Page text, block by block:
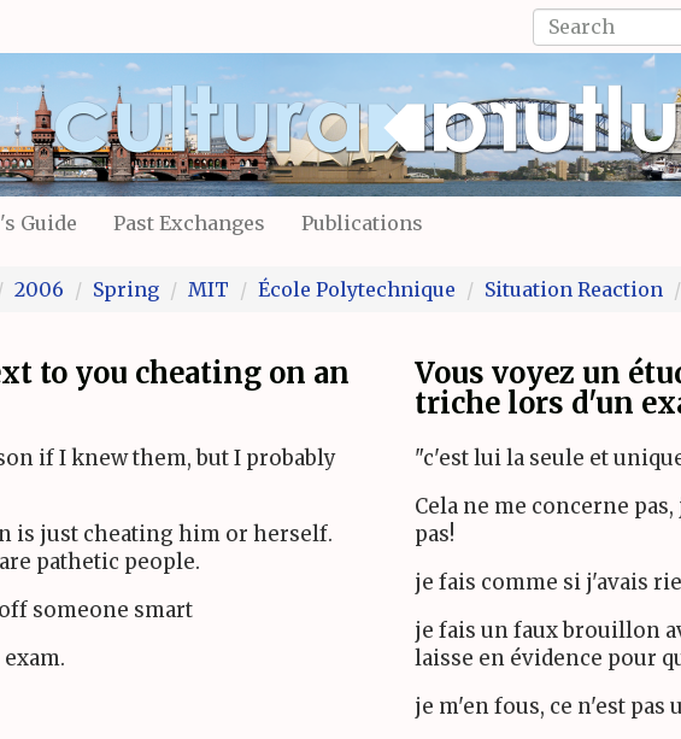
Search
form
Search
Guide Past Exchanges Publications
2006 Spring MIT École Polytechnique Situation Reaction
to you cheating on an
Vous voyez un
triche lors d'un
if I knew them, but I probably
is just cheating him or herself.
pathetic people.
someone smart
"c'est lui la seule et
Cela ne me concerne
pas!
je fais comme si j'avais
je fais un faux brouillon
laisse en évidence pour
je m'en fous, ce n'est pas